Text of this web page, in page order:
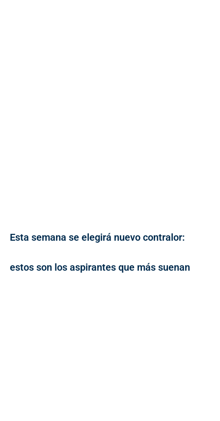
Esta semana se elegirá nuevo contralor:
estos son los aspirantes que más suenan